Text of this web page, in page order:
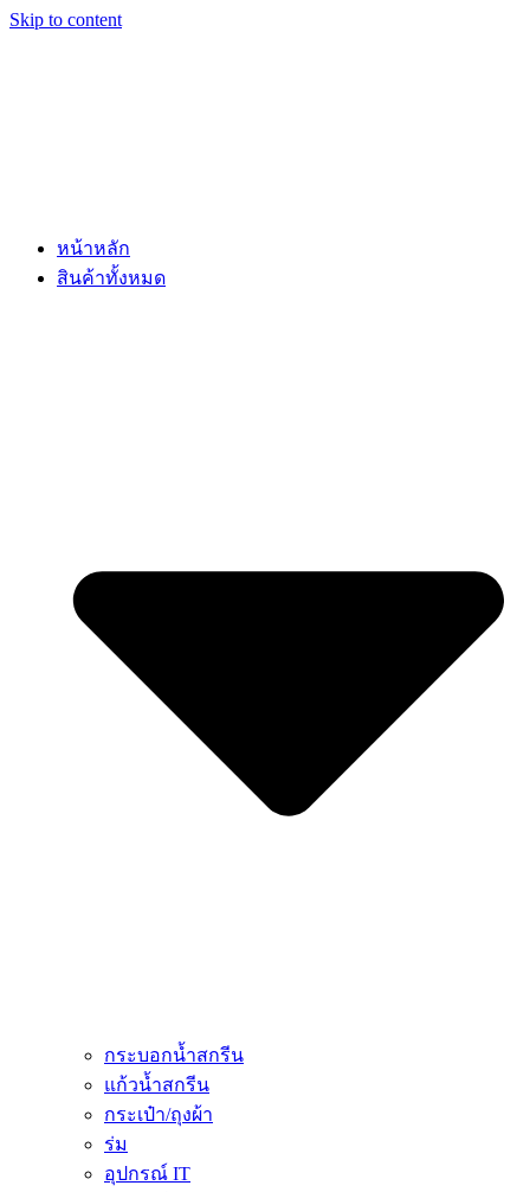
Skip to content
หน้าหลัก
สินค้าทั้งหมด
กระบอกน้ำสกรีน
แก้วน้ำสกรีน
กระเป๋า/ถุงผ้า
ร่ม
อุปกรณ์ IT